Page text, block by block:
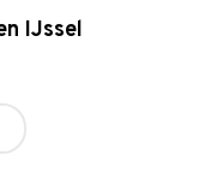
IJssel